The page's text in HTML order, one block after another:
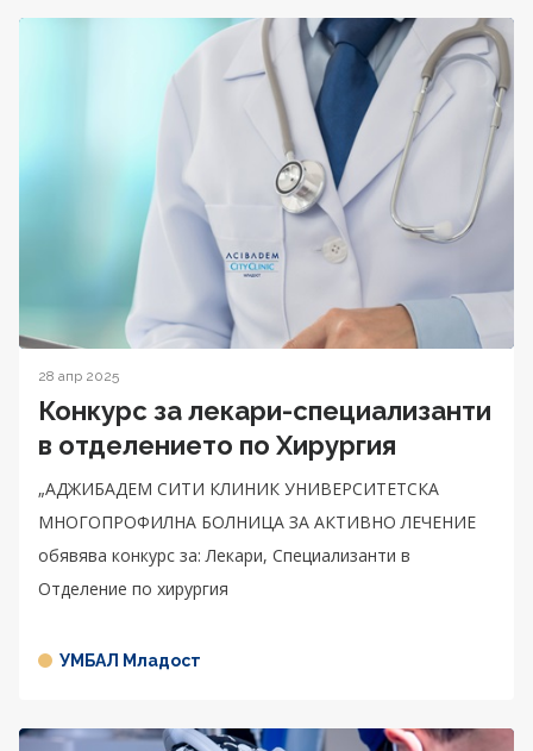
28 апр 2025
Конкурс за лекари-специализанти
в отделението по Хирургия
„АДЖИБАДЕМ СИТИ КЛИНИК УНИВЕРСИТЕТСКА
МНОГОПРОФИЛНА БОЛНИЦА ЗА АКТИВНО ЛЕЧЕНИЕ
обявява конкурс за: Лекари, Специализанти в
Отделение по хирургия
УМБАЛ Младост